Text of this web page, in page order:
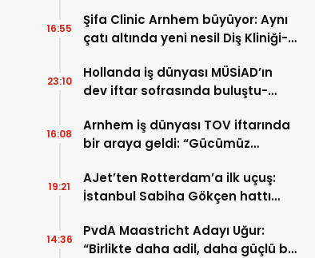
Şifa Clinic Arnhem büyüyor: Aynı
çatı altında yeni nesil Diş Kliniği-
16:55
Hollanda iş dünyası MÜSİAD’ın
dev iftar sofrasında buluştu-
23:10
Arnhem iş dünyası TOV iftarında
bir araya geldi: “Gücümüz
16:08
AJet’ten Rotterdam’a ilk uçuş:
İstanbul Sabiha Gökçen hattı
19:21
PvdA Maastricht Adayı Uğur:
“Birlikte daha adil, daha güçlü bir
14:36